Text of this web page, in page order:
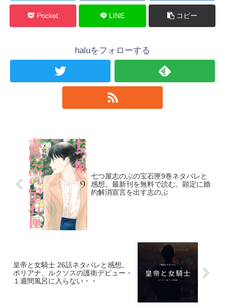
Pocket LINE コピー
haluをフォローする
七つ屋志のぶの宝石匣9巻ネタバレと
感想。最新刊を無料で読む。顕定に婚
約解消宣言を出す志のぶ
皇帝と女騎士 26話ネタバレと感想。
ポリアナ、ルクソスの護衛デビュー・
１週間風呂に入らない・・